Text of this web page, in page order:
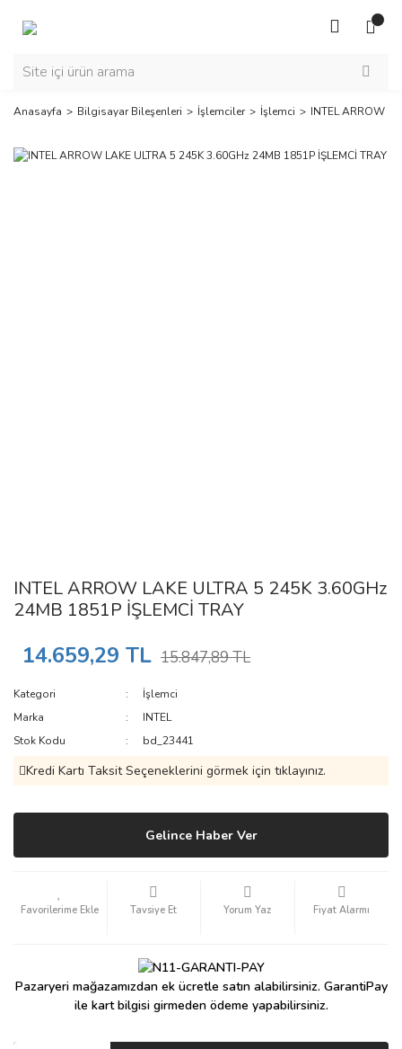
Anasayfa Bilgisayar Bileşenleri İşlemciler İşlemci INTEL ARROW
INTEL ARROW LAKE ULTRA 5 245K 3.60GHz
24MB 1851P İŞLEMCİ TRAY
14.659,29 TL 15.847,89 TL
Kategori
İşlemci
Marka
INTEL
Stok Kodu
bd_23441
Kredi Kartı Taksit Seçeneklerini görmek için tıklayınız.
Gelince Haber Ver
Tavsiye Et Yorum Yaz Fiyat Alarmı
Pazaryeri mağazamızdan ek ücretle satın alabilirsiniz. GarantiPay
ile kart bilgisi girmeden ödeme yapabilirsiniz.